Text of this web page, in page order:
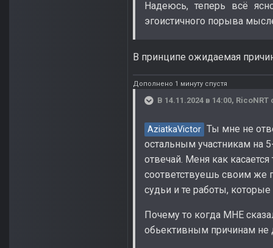
Надеюсь, теперь всё
эгоистичного порыва
В принципе ожидаемая
Дополнено 1 минуту спустя
В 14.11.2024 в 14:00, RicoNRT
AziatkaVictor Ты мне не
остальным участникам на
отвечай. Меня как
соответствуешь своим же
судьи и те работы,
Почему то когда МНЕ
обьективным причинам не